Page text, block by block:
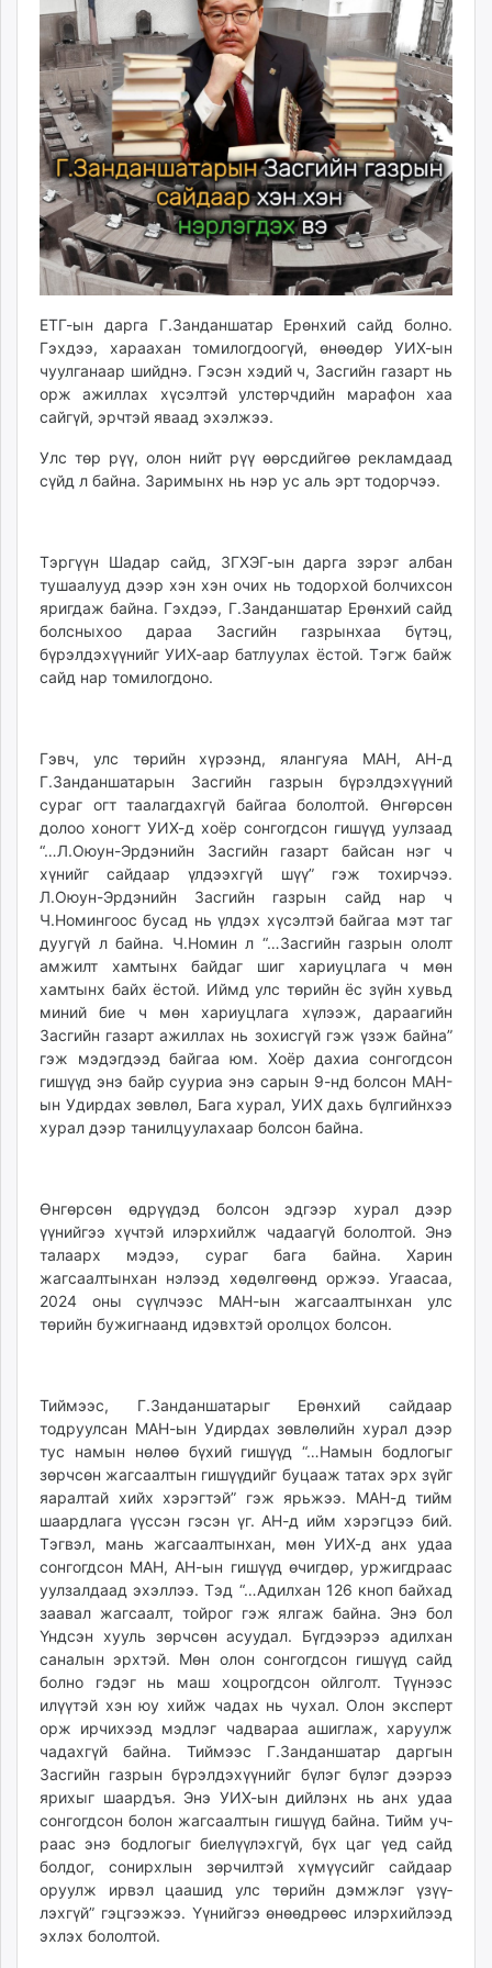
ikon.mn
mnb.mn
Livetv.mn
Eguur.mn
24tsag.mn
shuud.mn
eagle.mn
ergelt.mn
zarig.mn
today.mn
zuv.mn
mminfo.mn
ugluu.mn
urlag.mn
unen.mn
asu.mn
shudarga.mn
shuurhai.mn
mglradio.com
fact.mn
itoim.mn
tumen.mn
shuum.mn
mass.mn
unegui.mn
assa.mn
toim.mn
tac.mn
paparazzi.mn
unread.today
ЕТГ-ын дарга Г.Занданшатар Ерөнхий сайд болно.
Гэхдээ, хараахан томилогдоогүй, өнөөдөр УИХ-ын
чуулганаар шийднэ. Гэсэн хэдий ч, Засгийн газарт нь
орж ажиллах хүсэлтэй улстөрчдийн марафон хаа
сайгүй, эрчтэй яваад эхэлжээ.
Улс төр рүү, олон нийт рүү өөрсдийгөө рекламдаад
сүйд л байна. Заримынх нь нэр ус аль эрт тодорчээ.
Тэргүүн Шадар сайд, ЗГХЭГ-ын дарга зэрэг албан
тушаалууд дээр хэн хэн очих нь тодорхой болчихсон
яригдаж байна. Гэхдээ, Г.Занданшатар Ерөнхий сайд
болсныхоо дараа Засгийн газрынхаа бүтэц,
бүрэлдэхүүнийг УИХ-аар батлуулах ёстой. Тэгж байж
сайд нар томилогдоно.
Гэвч, улс төрийн хүрээнд, ялангуяа МАН, АН-д
Г.Занданшатарын Засгийн газрын бүрэлдэхүүний
сураг огт таалагдахгүй байгаа бололтой. Өнгөрсөн
долоо хоногт УИХ-д хоёр сонгогдсон гишүүд уулзаад
“…Л.Оюун-Эрдэнийн Засгийн газарт байсан нэг ч
хүнийг сайдаар үлдээхгүй шүү” гэж тохирчээ.
Л.Оюун-Эрдэнийн Засгийн газрын сайд нар ч
Ч.Номингоос бусад нь үлдэх хүсэлтэй байгаа мэт таг
дуугүй л байна. Ч.Номин л “…Засгийн газрын ололт
амжилт хамтынх байдаг шиг хариуцлага ч мөн
хамтынх байх ёстой. Иймд улс төрийн ёс зүйн хувьд
миний бие ч мөн хариуцлага хүлээж, дараагийн
Засгийн газарт ажиллах нь зохисгүй гэж үзэж байна”
гэж мэдэгдээд байгаа юм. Хоёр дахиа сонгогдсон
гишүүд энэ байр сууриа энэ сарын 9-нд болсон МАН-
ын Удирдах зөвлөл, Бага хурал, УИХ дахь бүлгийнхээ
хурал дээр танилцуулахаар болсон байна.
Өнгөрсөн өдрүүдэд болсон эдгээр хурал дээр
үүнийгээ хүчтэй илэрхийлж чадаагүй бололтой. Энэ
талаарх мэдээ, сураг бага байна. Харин
жагсаалтынхан нэлээд хөдөлгөөнд оржээ. Угаасаа,
2024 оны сүүлчээс МАН-ын жагсаалтынхан улс
төрийн бужигнаанд идэвхтэй оролцох болсон.
Тиймээс, Г.Занданшатарыг Ерөнхий сайдаар
тодруулсан МАН-ын Удирдах зөвлөлийн хурал дээр
тус намын нөлөө бүхий гишүүд “…Намын бодлогыг
зөрчсөн жагсаалтын гишүүдийг буцааж татах эрх зүйг
яаралтай хийх хэрэгтэй” гэж ярьжээ. МАН-д тийм
шаардлага үүссэн гэсэн үг. АН-д ийм хэрэгцээ бий.
Тэгвэл, мань жагсаалтынхан, мөн УИХ-д анх удаа
сонгогдсон МАН, АН-ын гишүүд өчиг­дөр, уржигдраас
уулзалдаад эхэллээ. Тэд “…Адилхан 126 кноп байхад
заавал жагсаалт, тойрог гэж ялгаж байна. Энэ бол
Үндсэн хууль зөрчсөн асуудал. Бүгдээрээ адилхан
саналын эрхтэй. Мөн олон сонгогдсон гишүүд сайд
болно гэдэг нь маш хоцрогдсон ойлголт. Түүнээс
илүүтэй хэн юу хийж чадах нь чухал. Олон эксперт
орж ирчихээд мэдлэг чадвараа ашиглаж, харуулж
чадахгүй байна. Тиймээс Г.Занданшатар даргын
Засгийн газрын бүрэлдэхүүнийг бүлэг бүлэг дээрээ
ярихыг шаардъя. Энэ УИХ-ын дийлэнх нь анх удаа
сонгогдсон болон жаг­саалтын гишүүд байна. Тийм уч­
раас энэ бодлогыг биелүүлэхгүй, бүх цаг үед сайд
болдог, сонирхлын зөр­чилтэй хүмүүсийг сайдаар
оруулж ирвэл цаашид улс төрийн дэмжлэг үзүү­
лэхгүй” гэцгээжээ. Үүнийгээ өнөөдрөөс илэрхийлээд
эхлэх бололтой.